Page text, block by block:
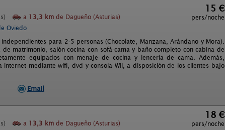
a 13,3 km de Dagueño (Asturias)
15 €
pers/noche
Oviedo
para 2-5 personas (Chocolate, Manzana, Arándano y Mora).
matrimonio, salón cocina con sofá-cama y baño completo con cabina de
equipados con menaje de cocina y lencería de cama. Además,
internet mediante wifi, dvd y consola Wii, a disposición de los clientes bajo
Email
a 13,3 km de Dagueño (Asturias)
18 €
pers/noche